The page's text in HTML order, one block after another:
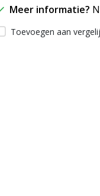
Meer informatie?
Toevoegen aan